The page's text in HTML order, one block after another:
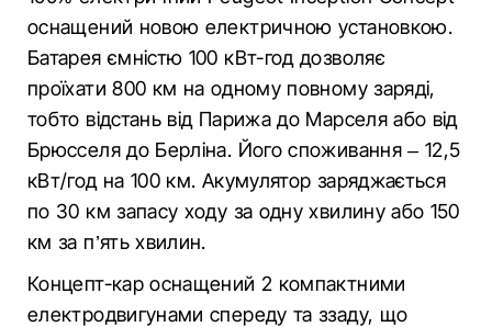
оснащений новою електричною установкою.
Батарея ємністю 100 кВт-год дозволяє
проїхати 800 км на одному повному заряді,
тобто відстань від Парижа до Марселя або від
Брюсселя до Берліна. Його споживання – 12,5
кВт/год на 100 км. Акумулятор заряджається
по 30 км запасу ходу за одну хвилину або 150
км за п’ять хвилин.
Концепт-кар оснащений 2 компактними
електродвигунами спереду та ззаду, що